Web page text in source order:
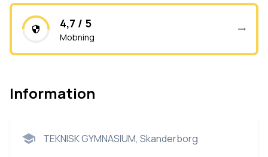
4,7 / 5
Mobning
Information
TEKNISK GYMNASIUM, Skanderborg